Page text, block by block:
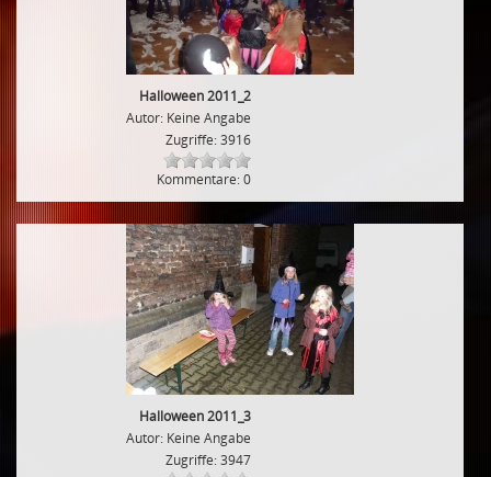
Halloween 2011_2
Autor: Keine Angabe
Zugriffe: 3916
Kommentare: 0
Halloween 2011_3
Autor: Keine Angabe
Zugriffe: 3947